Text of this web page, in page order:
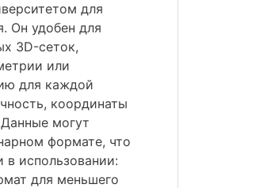
для
Он удобен для
3D-сеток,
или
для каждой
координаты
могут
формате, что
использовании:
для меньшего